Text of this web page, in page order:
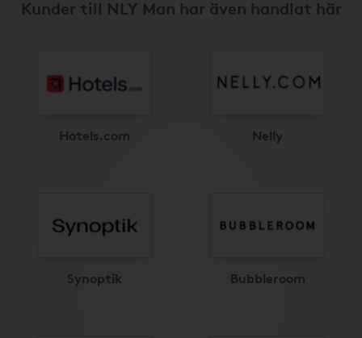
Kunder till NLY Man har även handlat här
Hotels.com Nelly
Synoptik Bubbleroom